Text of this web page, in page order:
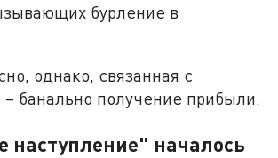
бурление в
однако, связанная с
банально получение прибыли.
наступление" началось